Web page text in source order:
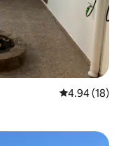
คะแนนเฉลี่ย
4.94 (18)